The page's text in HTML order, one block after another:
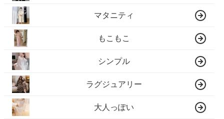
マタニティ
もこもこ
シンプル
ラグジュアリー
大人っぽい